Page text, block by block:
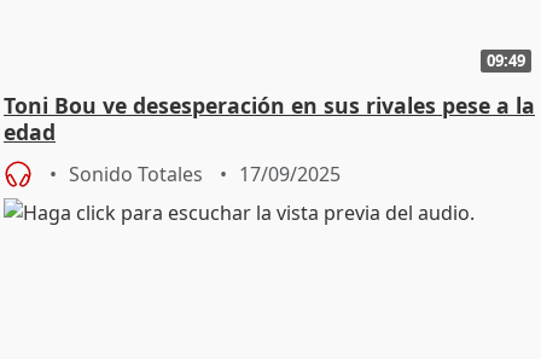
09:49
Toni Bou ve desesperación en sus rivales pese a la
edad
Sonido Totales 17/09/2025